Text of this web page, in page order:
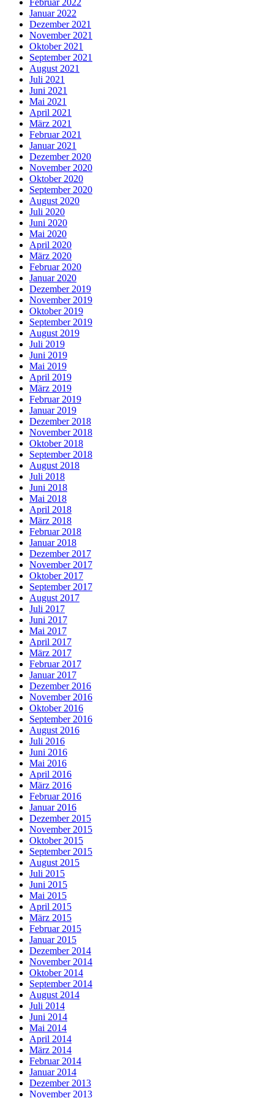
Februar 2022
Januar 2022
Dezember 2021
November 2021
Oktober 2021
September 2021
August 2021
Juli 2021
Juni 2021
Mai 2021
April 2021
März 2021
Februar 2021
Januar 2021
Dezember 2020
November 2020
Oktober 2020
September 2020
August 2020
Juli 2020
Juni 2020
Mai 2020
April 2020
März 2020
Februar 2020
Januar 2020
Dezember 2019
November 2019
Oktober 2019
September 2019
August 2019
Juli 2019
Juni 2019
Mai 2019
April 2019
März 2019
Februar 2019
Januar 2019
Dezember 2018
November 2018
Oktober 2018
September 2018
August 2018
Juli 2018
Juni 2018
Mai 2018
April 2018
März 2018
Februar 2018
Januar 2018
Dezember 2017
November 2017
Oktober 2017
September 2017
August 2017
Juli 2017
Juni 2017
Mai 2017
April 2017
März 2017
Februar 2017
Januar 2017
Dezember 2016
November 2016
Oktober 2016
September 2016
August 2016
Juli 2016
Juni 2016
Mai 2016
April 2016
März 2016
Februar 2016
Januar 2016
Dezember 2015
November 2015
Oktober 2015
September 2015
August 2015
Juli 2015
Juni 2015
Mai 2015
April 2015
März 2015
Februar 2015
Januar 2015
Dezember 2014
November 2014
Oktober 2014
September 2014
August 2014
Juli 2014
Juni 2014
Mai 2014
April 2014
März 2014
Februar 2014
Januar 2014
Dezember 2013
November 2013